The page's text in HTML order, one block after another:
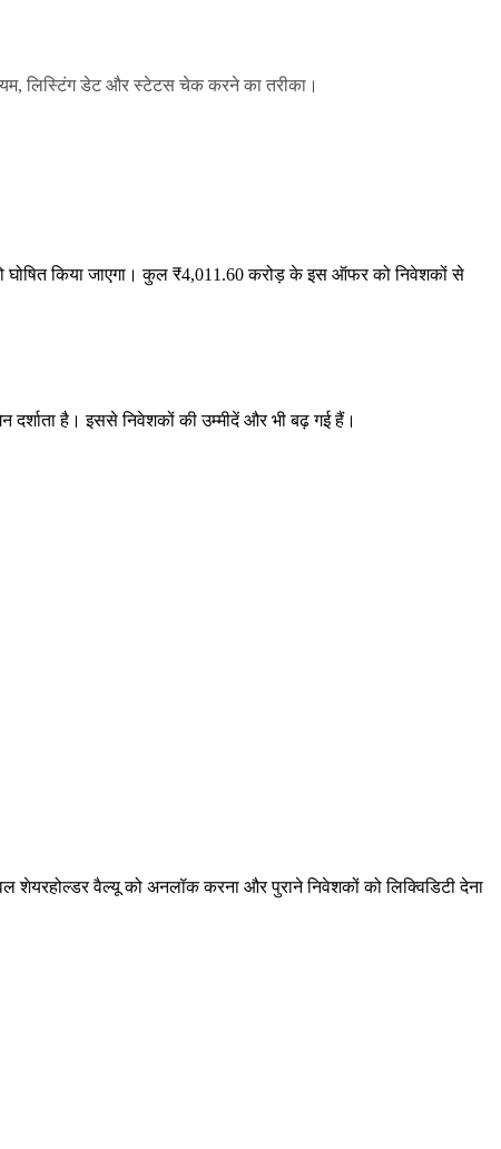
लिस्टिंग डेट और स्टेटस चेक करने का तरीका।
घोषित किया जाएगा। कुल ₹4,011.60 करोड़ के इस ऑफर को निवेशकों से
दर्शाता है। इससे निवेशकों की उम्मीदें और भी बढ़ गई हैं।
शेयरहोल्डर वैल्यू को अनलॉक करना और पुराने निवेशकों को लिक्विडिटी देना